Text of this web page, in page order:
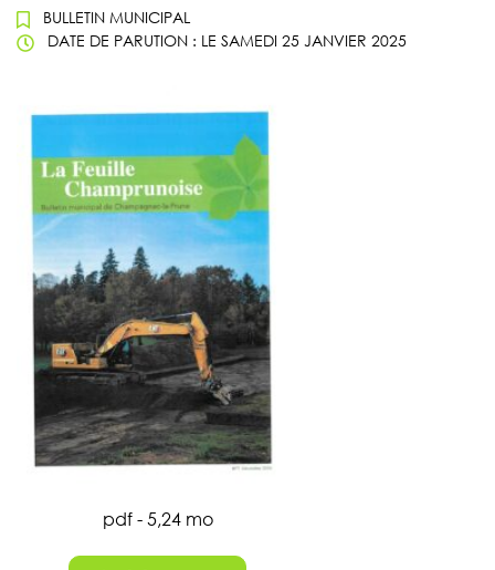
BULLETIN MUNICIPAL
DATE DE PARUTION : LE SAMEDI 25 JANVIER 2025
pdf - 5,24 mo